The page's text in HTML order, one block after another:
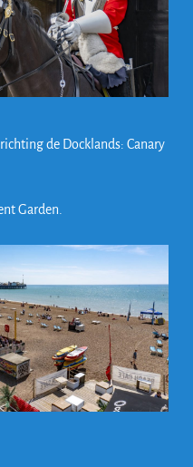
de Docklands: Canary
Garden.